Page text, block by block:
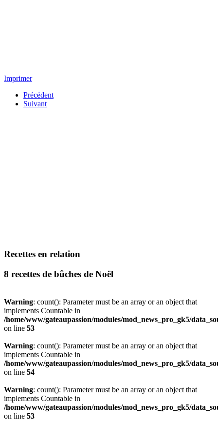
Imprimer
Précédent
Suivant
Recettes en relation
8 recettes de bûches de Noël
Warning: count(): Parameter must be an array or an object that
implements Countable in
/home/www/gateaupassion/modules/mod_news_pro_gk5/
on line 53
Warning: count(): Parameter must be an array or an object that
implements Countable in
/home/www/gateaupassion/modules/mod_news_pro_gk5/
on line 54
Warning: count(): Parameter must be an array or an object that
implements Countable in
/home/www/gateaupassion/modules/mod_news_pro_gk5/
on line 53